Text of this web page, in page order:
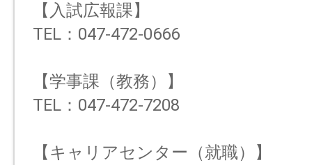
【入試広報課】
TEL：047-472-0666
【学事課（教務）】
TEL：047-472-7208
【キャリアセンター（就職）】